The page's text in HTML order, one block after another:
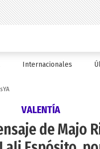
Internacionales
VALENTÍA
de Majo